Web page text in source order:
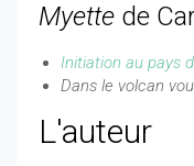
Myette de
Initiation au pays
Dans le volcan
L'auteur